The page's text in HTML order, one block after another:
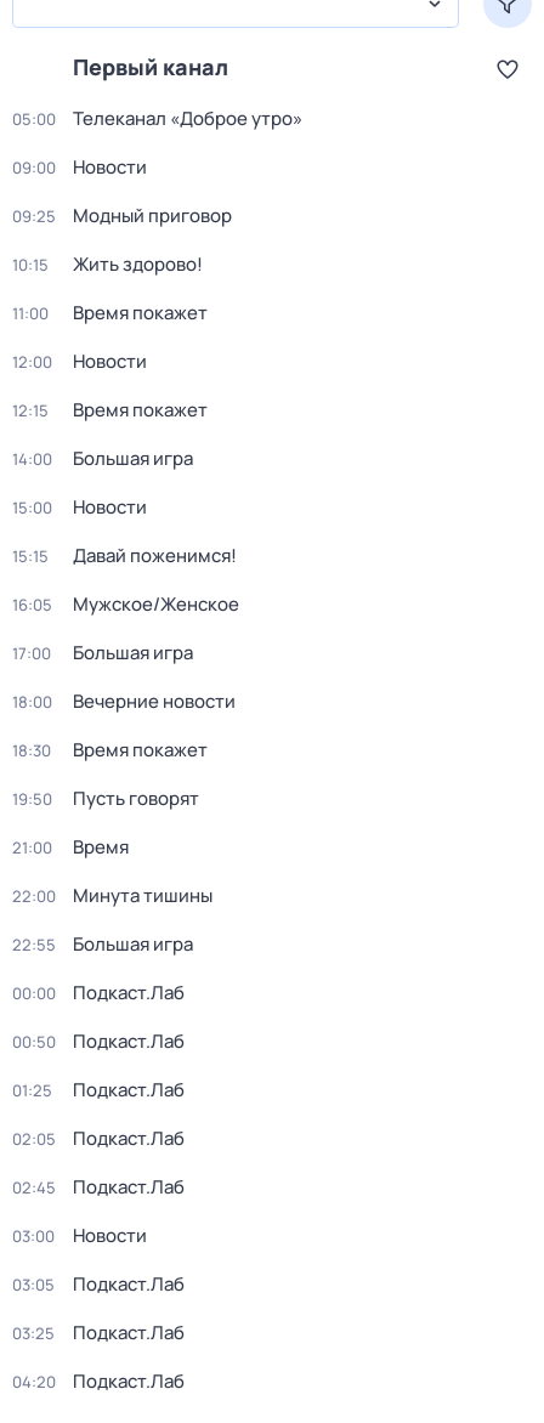
Первый канал
05:00 Телеканал «Доброе утро»
09:00 Новости
09:25 Модный приговор
10:15 Жить здорово!
11:00 Время покажет
12:00 Новости
12:15 Время покажет
14:00 Большая игра
15:00 Новости
15:15 Давай поженимся!
16:05 Мужское/Женское
17:00 Большая игра
18:00 Вечерние новости
18:30 Время покажет
19:50 Пусть говорят
21:00 Время
22:00 Минута тишины
22:55 Большая игра
00:00 Подкаст.Лаб
00:50 Подкаст.Лаб
01:25 Подкаст.Лаб
02:05 Подкаст.Лаб
02:45 Подкаст.Лаб
03:00 Новости
03:05 Подкаст.Лаб
03:25 Подкаст.Лаб
04:20 Подкаст.Лаб